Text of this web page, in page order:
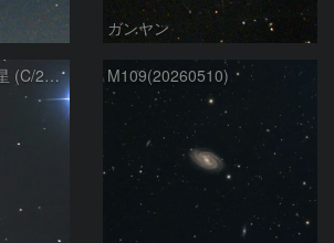
ガンヤン
Ｍ109とアトラス彗星 (C/2025L1)：2026/05/19 M109(20260510)